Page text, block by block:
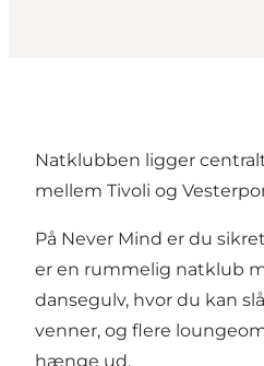
Natklubben ligger
mellem Tivoli og
På Never Mind er du
er en rummelig natklub
dansegulv, hvor du kan
venner, og flere
hænge ud.